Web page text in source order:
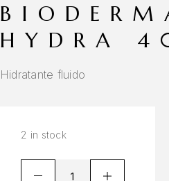
HYDRA
Hidratante fluido
2 in stock